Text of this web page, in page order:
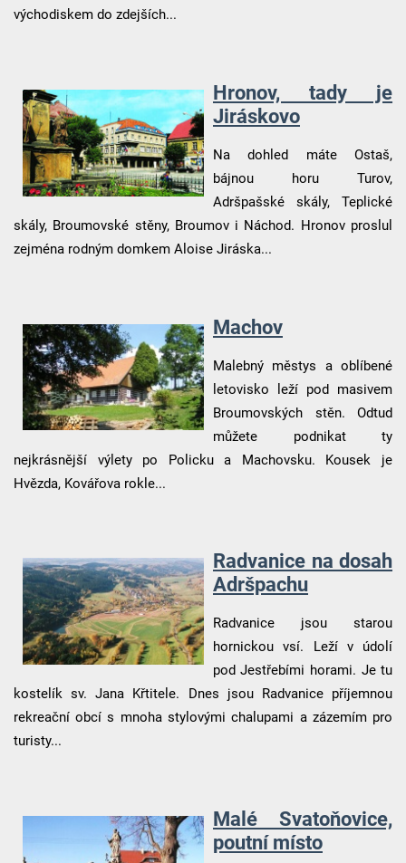
východiskem do zdejších...
Hronov, tady je
Jiráskovo
Na dohled máte Ostaš,
bájnou horu Turov,
Adršpašské skály, Teplické
skály, Broumovské stěny, Broumov i Náchod. Hronov proslul
zejména rodným domkem Aloise Jiráska...
Machov
Malebný městys a oblíbené
letovisko leží pod masivem
Broumovských stěn. Odtud
můžete podnikat ty
nejkrásnější výlety po Policku a Machovsku. Kousek je
Hvězda, Kovářova rokle...
Radvanice na dosah
Adršpachu
Radvanice jsou starou
hornickou vsí. Leží v údolí
pod Jestřebími horami. Je tu
kostelík sv. Jana Křtitele. Dnes jsou Radvanice příjemnou
rekreační obcí s mnoha stylovými chalupami a zázemím pro
turisty...
Malé Svatoňovice,
poutní místo